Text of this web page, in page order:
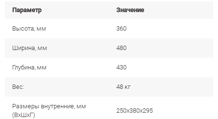
Параметр Значение
Высота, мм 360
Ширина, мм 480
Глубина, мм 430
Вес: 48 кг
Размеры внутренние, мм
(ВхШхГ)
250x380x295